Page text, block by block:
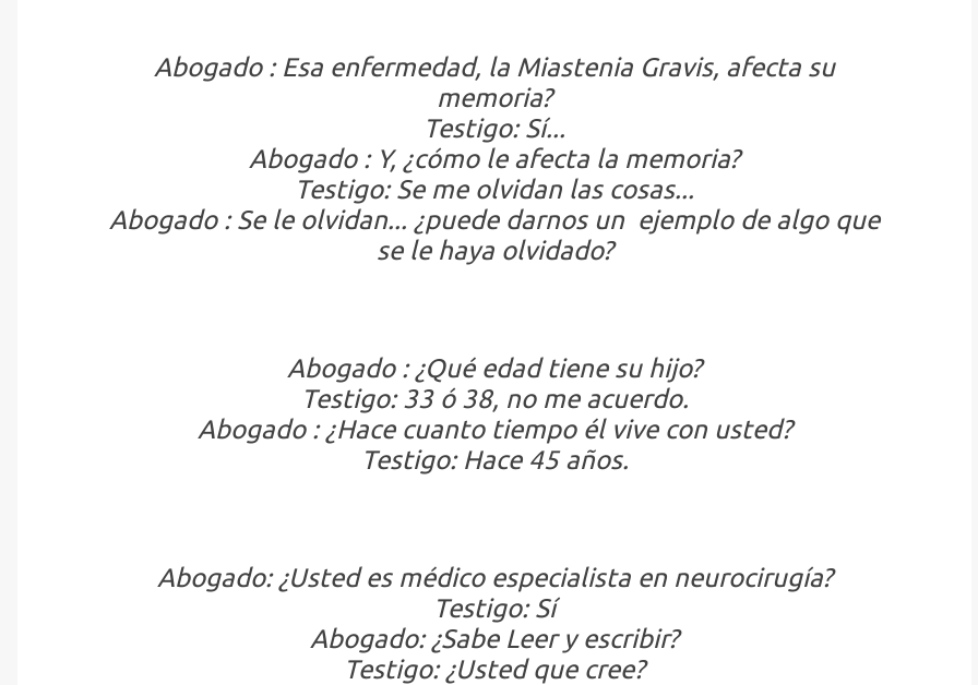
Abogado : Esa enfermedad, la Miastenia Gravis, afecta su
memoria?
Testigo: Sí...
Abogado : Y, ¿cómo le afecta la memoria?
Testigo: Se me olvidan las cosas...
Abogado : Se le olvidan... ¿puede darnos un ejemplo de algo que
se le haya olvidado?
Abogado : ¿Qué edad tiene su hijo?
Testigo: 33 ó 38, no me acuerdo.
Abogado : ¿Hace cuanto tiempo él vive con usted?
Testigo: Hace 45 años.
Abogado: ¿Usted es médico especialista en neurocirugía?
Testigo: Sí
Abogado: ¿Sabe Leer y escribir?
Testigo: ¿Usted que cree?